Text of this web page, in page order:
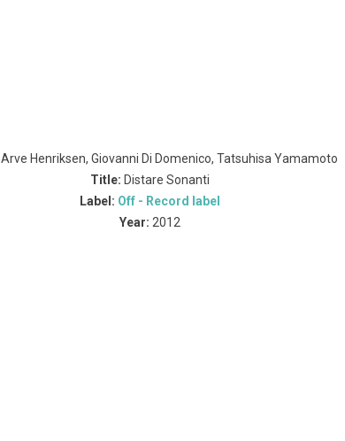
Arve Henriksen, Giovanni Di Domenico, Tatsuhisa Yamamoto
Title: Distare Sonanti
Label: Off - Record label
Year: 2012